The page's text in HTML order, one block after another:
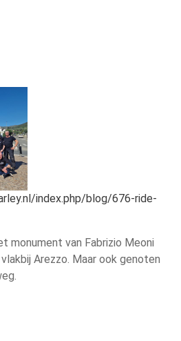
index.php/blog/676-ride-
monument van Fabrizio Meoni
Arezzo. Maar ook genoten